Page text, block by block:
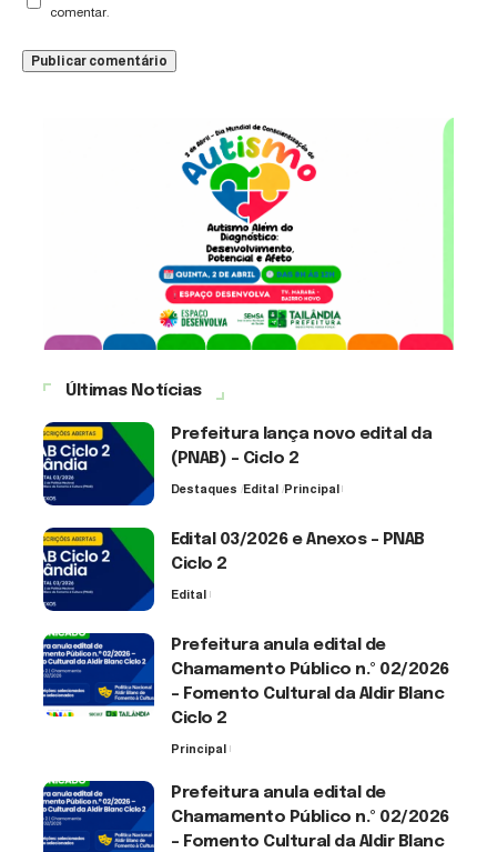
comentar.
Últimas Notícias
Prefeitura lança novo edital da
(PNAB) – Ciclo 2
Destaques Edital Principal
Edital 03/2026 e Anexos – PNAB
Ciclo 2
Edital
Prefeitura anula edital de
Chamamento Público n.º 02/2026
– Fomento Cultural da Aldir Blanc
Ciclo 2
Principal
Prefeitura anula edital de
Chamamento Público n.º 02/2026
– Fomento Cultural da Aldir Blanc